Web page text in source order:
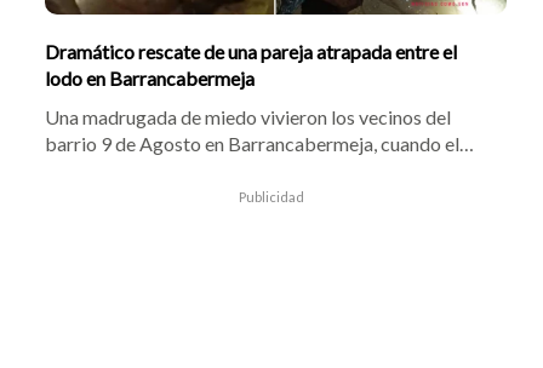
Dramático rescate de una pareja atrapada entre el
lodo en Barrancabermeja
Una madrugada de miedo vivieron los vecinos del
barrio 9 de Agosto en Barrancabermeja, cuando el
arrasó con una vivienda y dejó a dos personas
Publicidad